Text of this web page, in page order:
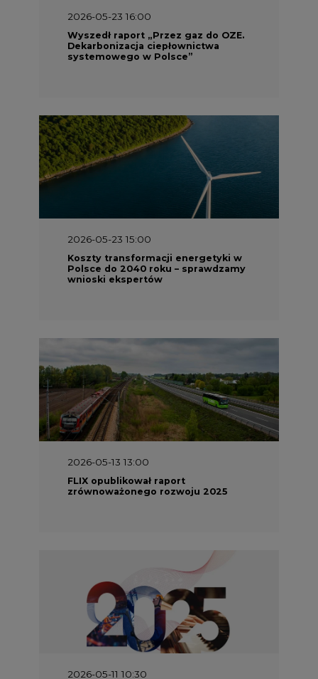
2026-05-23 16:00
Wyszedł raport „Przez gaz do OZE.
Dekarbonizacja ciepłownictwa
systemowego w Polsce”
2026-05-23 15:00
Koszty transformacji energetyki w
Polsce do 2040 roku – sprawdzamy
wnioski ekspertów
2026-05-13 13:00
FLIX opublikował raport
zrównoważonego rozwoju 2025
2026-05-11 10:30